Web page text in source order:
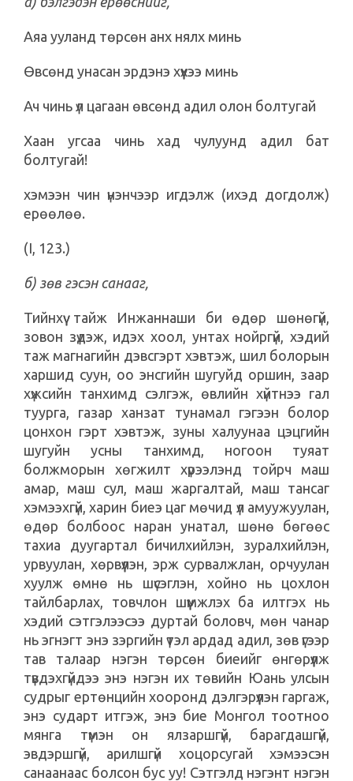
Аяа ууланд төрсөн анх нялх минь
Өвсөнд унасан эрдэнэ хүүхээ минь
Ач чинь үл цагаан өвсөнд адил олон болтугай
Хаан угсаа чинь хад чулуунд адил бат
болтугай!
хэмээн чин үнэнчээр игдэлж (ихэд догдолж)
ерөөлөө.
(I, 123.)
б) зөв гэсэн санааг,
Тийнхүү тайж Инжаннаши би өдөр шөнөгүй,
зовон зүдэж, идэх хоол, унтах нойргүй, хэдий
таж магнагийн дэвсгэрт хэвтэж, шил болорын
харшид суун, оо энсгийн шугуйд оршин, заар
хүжсийн танхимд сэлгэж, өвлийн хүйтнээ гал
туурга, газар ханзат тунамал гэгээн болор
цонхон гэрт хэвтэж, зуны халуунаа цэцгийн
шугуйн усны танхимд, ногоон туяат
болжморын хөгжилт хүрээлэнд тойрч маш
амар, маш сул, маш жаргалтай, маш тансаг
хэмээхгүй, харин биеэ цаг мөчид үл амуужуулан,
өдөр болбоос наран унатал, шөнө бөгөөс
тахиа дуугартал бичилхийлэн, зуралхийлэн,
урвуулан, хөрвүүлэн, эрж сурвалжлан, орчуулан
хуулж өмнө нь шүсэглэн, хойно нь цохлон
тайлбарлах, товчлон шүүмжлэх ба илтгэх нь
хэдий сэтгэлээсээ дуртай боловч, мөн чанар
нь эгнэгт энэ зэргийн үтэл ардад адил, зөв үгээр
тав талаар нэгэн төрсөн биеийг өнгөрүүлж
түвдэхгүйдээ энэ нэгэн их төвийн Юань улсын
судрыг ертөнцийн хооронд дэлгэрүүлэн гаргаж,
энэ сударт итгэж, энэ бие Монгол тоотноо
мянга түмэн он ялзаршгүй, барагдашгүй,
эвдэршгүй, арилшгүй хоцорсугай хэмээсэн
санаанаас болсон бус уу! Сэтгэлд нэгэнт нэгэн